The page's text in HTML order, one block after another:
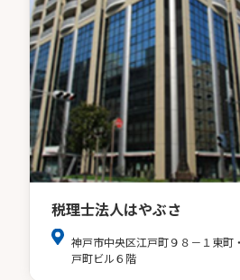
税理士法人はやぶさ
神戸市中央区江戸町９８－１東町
戸町ビル６階